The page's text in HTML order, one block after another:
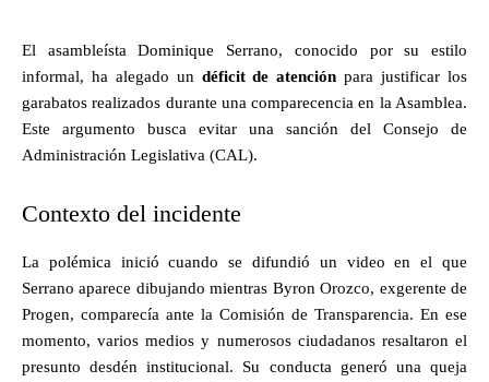
El asambleísta Dominique Serrano, conocido por su estilo
informal, ha alegado un déficit de atención para justificar los
garabatos realizados durante una comparecencia en la Asamblea.
Este argumento busca evitar una sanción del Consejo de
Administración Legislativa (CAL).
Contexto del incidente
La polémica inició cuando se difundió un video en el que
Serrano aparece dibujando mientras Byron Orozco, exgerente de
Progen, comparecía ante la Comisión de Transparencia. En ese
momento, varios medios y numerosos ciudadanos resaltaron el
presunto desdén institucional. Su conducta generó una queja